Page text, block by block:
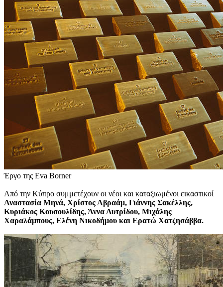
Έργο της Eva Borner
Από την Κύπρο συμμετέχουν οι νέοι και καταξιωμένοι εικαστικοί
Αναστασία Μηνά, Χρίστος Αβραάμ, Γιάννης Σακέλλης,
Κυριάκος Κουσουλίδης, Άννα Λυτρίδου, Μιχάλης
Χαραλάμπους, Ελένη Νικοδήμου και Ερατώ Χατζησάββα.